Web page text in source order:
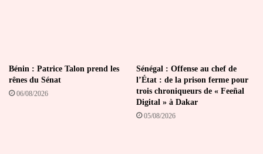
Bénin : Patrice Talon prend les
rênes du Sénat
06/08/2026
Sénégal : Offense au chef de
l’État : de la prison ferme pour
trois chroniqueurs de « Feeñal
Digital » à Dakar
05/08/2026